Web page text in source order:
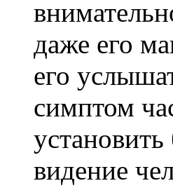
даже его
его
симптом
видение